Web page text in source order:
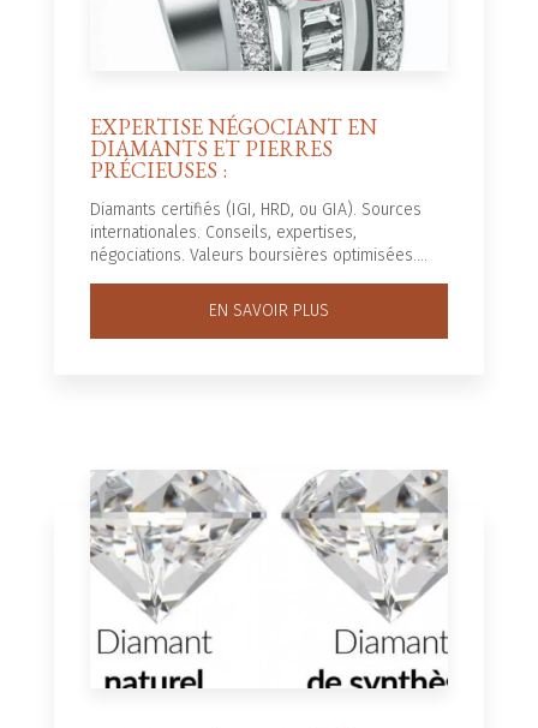
EXPERTISE NÉGOCIANT EN
DIAMANTS ET PIERRES
PRÉCIEUSES :
Diamants certifiés (IGI, HRD, ou GIA). Sources
internationales. Conseils, expertises,
négociations. Valeurs boursières optimisées....
EN SAVOIR PLUS